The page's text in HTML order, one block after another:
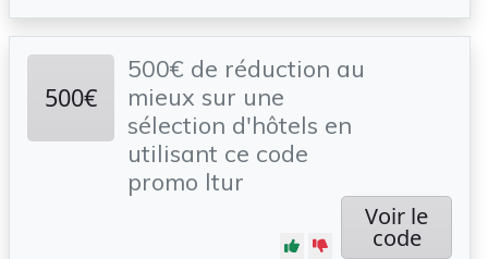
500€
500€ de réduction au
mieux sur une
sélection d'hôtels en
utilisant ce code
promo ltur
Voir le
code